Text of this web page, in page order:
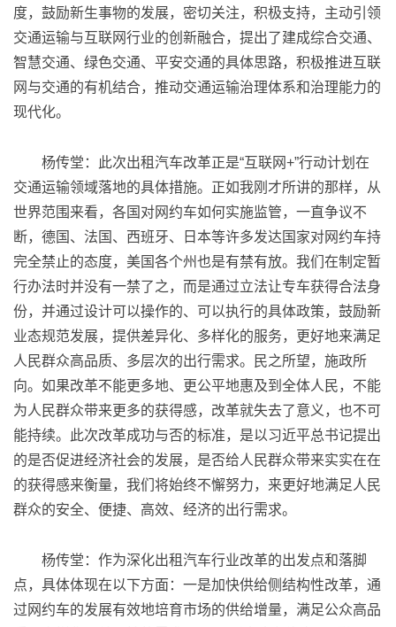
度，鼓励新生事物的发展，密切关注，积极支持，主动引领
交通运输与互联网行业的创新融合，提出了建成综合交通、
智慧交通、绿色交通、平安交通的具体思路，积极推进互联
网与交通的有机结合，推动交通运输治理体系和治理能力的
现代化。
杨传堂：此次出租汽车改革正是“互联网+”行动计划在
交通运输领域落地的具体措施。正如我刚才所讲的那样，从
世界范围来看，各国对网约车如何实施监管，一直争议不
断，德国、法国、西班牙、日本等许多发达国家对网约车持
完全禁止的态度，美国各个州也是有禁有放。我们在制定暂
行办法时并没有一禁了之，而是通过立法让专车获得合法身
份，并通过设计可以操作的、可以执行的具体政策，鼓励新
业态规范发展，提供差异化、多样化的服务，更好地来满足
人民群众高品质、多层次的出行需求。民之所望，施政所
向。如果改革不能更多地、更公平地惠及到全体人民，不能
为人民群众带来更多的获得感，改革就失去了意义，也不可
能持续。此次改革成功与否的标准，是以习近平总书记提出
的是否促进经济社会的发展，是否给人民群众带来实实在在
的获得感来衡量，我们将始终不懈努力，来更好地满足人民
群众的安全、便捷、高效、经济的出行需求。
杨传堂：作为深化出租汽车行业改革的出发点和落脚
点，具体体现在以下方面：一是加快供给侧结构性改革，通
过网约车的发展有效地培育市场的供给增量，满足公众高品